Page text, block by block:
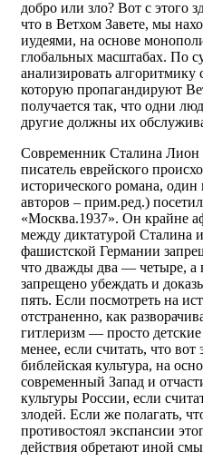
добро или зло? Вот с этого
что в Ветхом Завете, мы
иудеями, на основе
глобальных масштабах. По
анализировать алгоритмику
которую пропагандируют
получается так, что одни
другие должны их
Современник Сталина Лион
писатель еврейского
исторического романа,
авторов – прим.ред.)
«Москва.1937». Он крайне
между диктатурой Сталина
фашистской Германии
что дважды два — четыре, а
запрещено убеждать и
пять. Если посмотреть на
отстраненно, как
гитлеризм — просто
менее, если считать, что вот
библейская культура, на
современный Запад и
культуры России, если
злодей. Если же полагать,
противостоял экспансии
действия обретают иной